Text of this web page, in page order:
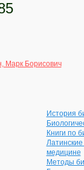
Марк Борисович
История
Книги по
медицине
Методы